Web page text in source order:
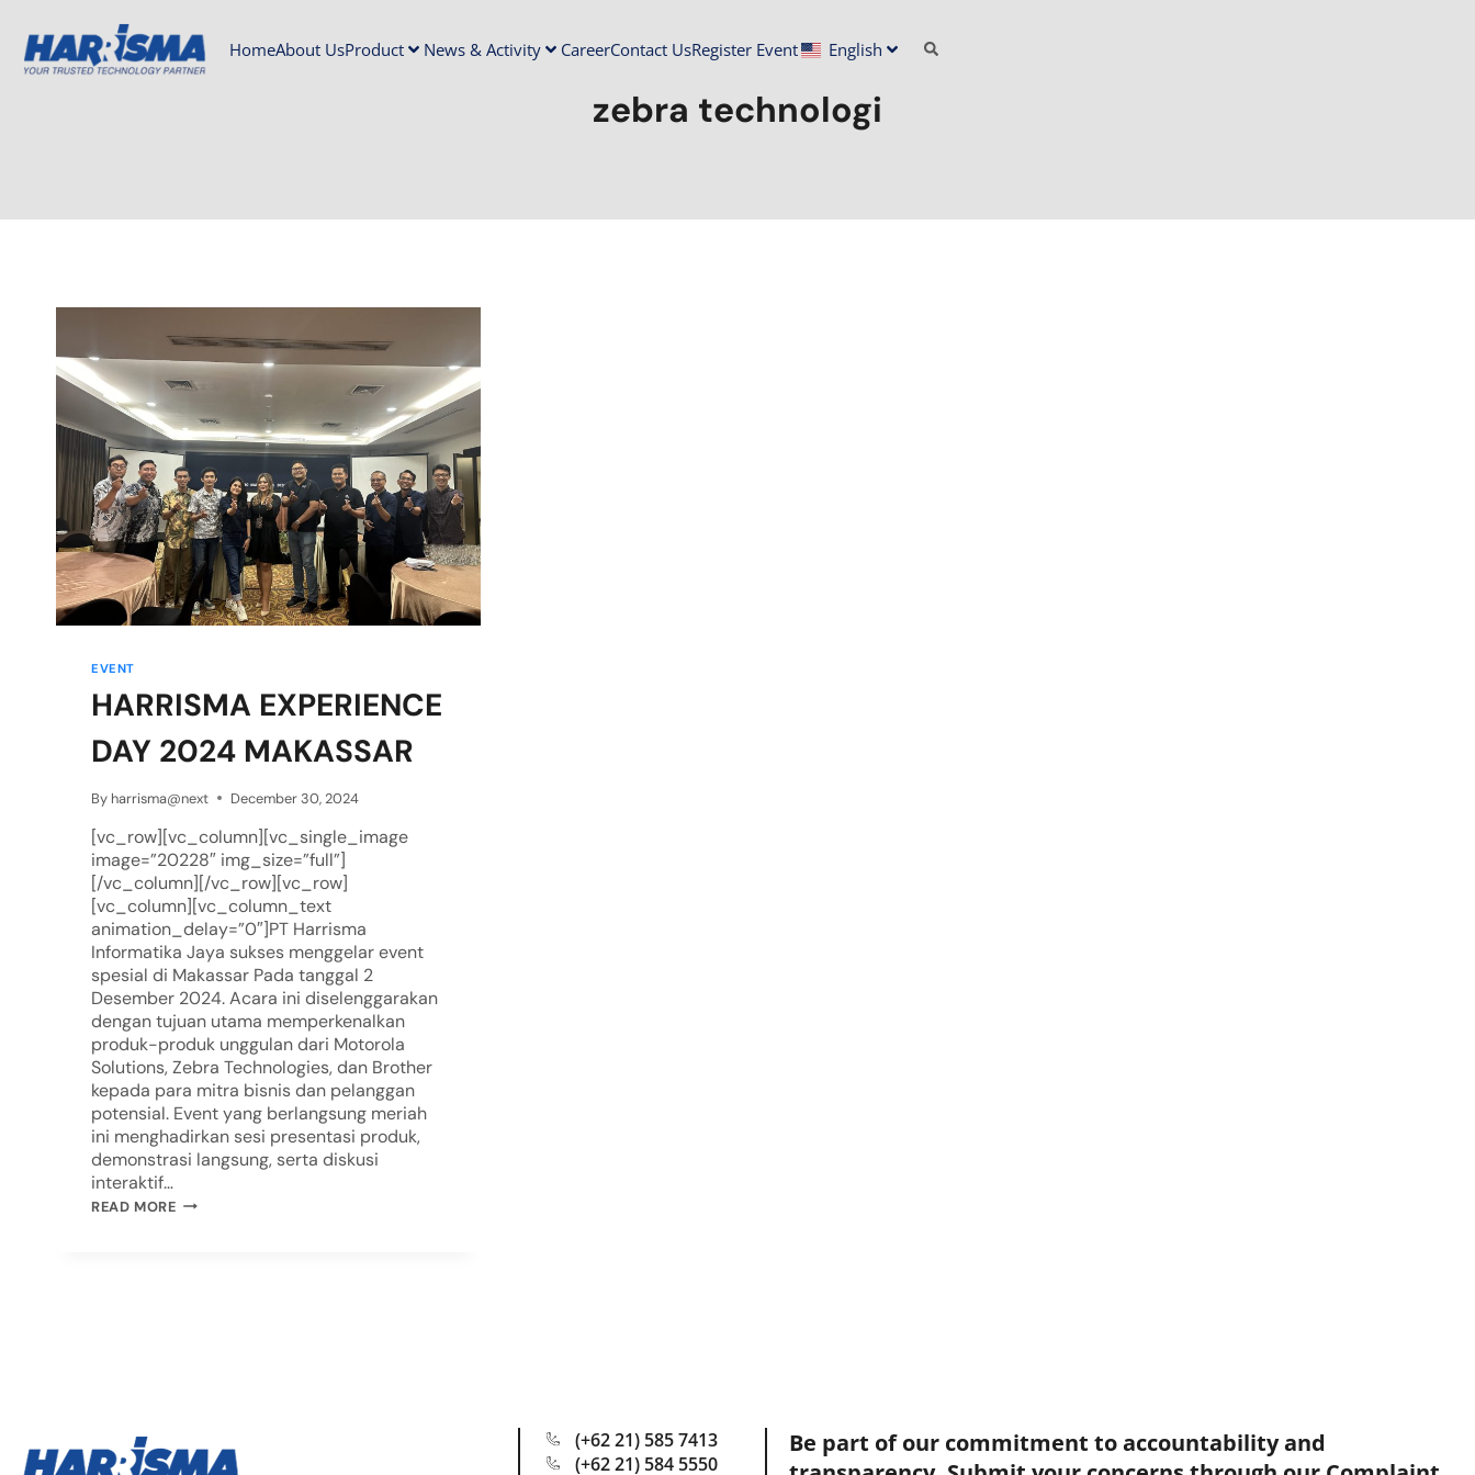
HomeAbout UsProduct News & Activity CareerContact UsRegister Event English
zebra technologi
EVENT
HARRISMA EXPERIENCE
DAY 2024 MAKASSAR
By harrisma@next December 30, 2024
[vc_row][vc_column][vc_single_image
image=”20228″ img_size=”full”]
[/vc_column][/vc_row][vc_row]
[vc_column][vc_column_text
animation_delay=”0″]PT Harrisma
Informatika Jaya sukses menggelar event
spesial di Makassar Pada tanggal 2
Desember 2024. Acara ini diselenggarakan
dengan tujuan utama memperkenalkan
produk-produk unggulan dari Motorola
Solutions, Zebra Technologies, dan Brother
kepada para mitra bisnis dan pelanggan
potensial. Event yang berlangsung meriah
ini menghadirkan sesi presentasi produk,
demonstrasi langsung, serta diskusi
interaktif…
READ MORE
(+62 21) 585 7413
(+62 21) 584 5550
Be part of our commitment to accountability and